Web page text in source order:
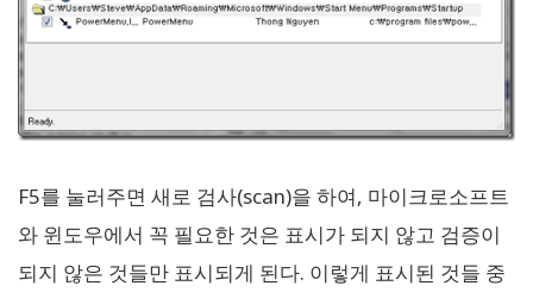
F5를 눌러주면 새로 검사(scan)을 하여, 마이크로소프트
와 윈도우에서 꼭 필요한 것은 표시가 되지 않고 검증이
되지 않은 것들만 표시되게 된다. 이렇게 표시된 것들 중